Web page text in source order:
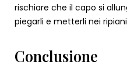
rischiare che il capo si
piegarli e metterli nei
Conclusione